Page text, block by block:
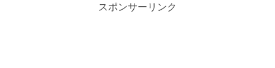
スポンサーリンク